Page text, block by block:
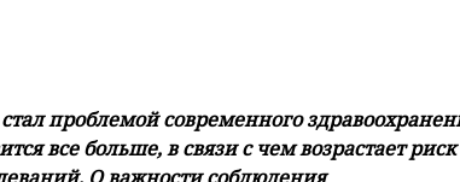
проблемой современного
все больше, в связи с чем возрастает риск